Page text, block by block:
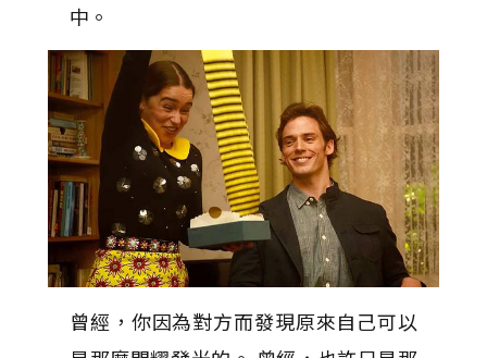
中。
曾經，你因為對方而發現原來自己可以